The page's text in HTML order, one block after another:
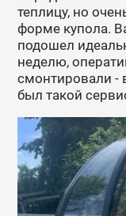
теплицу, но
форме купола.
подошел
неделю,
смонтировали -
был такой